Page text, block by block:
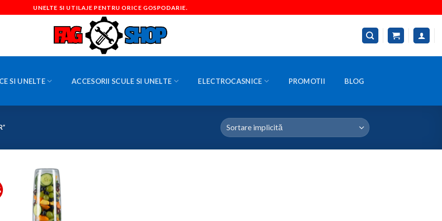
UNELTE SI UTILAJE PENTRU ORICE GOSPODARIE.
SI UNELTE ACCESORII SCULE SI UNELTE ELECTROCASNICE PROMOTII BLOG